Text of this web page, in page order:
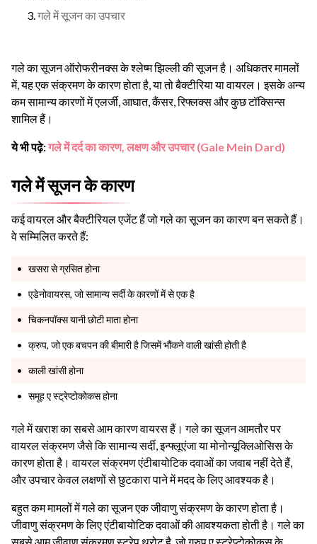
गले में सूजन का उपचार
गले का सूजन ऑरोफरीनक्स के श्लेष्म झिल्ली की सूजन है। अधिकतर मामलों
में, यह एक संक्रमण के कारण होता है, या तो बैक्टीरिया या वायरल। इसके अन्य
कम सामान्य कारणों में एलर्जी, आघात, कैंसर, रिफ्लक्स और कुछ टॉक्सिन्स
शामिल हैं।
ये भी पढ़े:गले में दर्द का कारण, लक्षण और उपचार (Gale Mein Dard)
गले में सूजन के कारण
कई वायरल और बैक्टीरियल एजेंट हैं जो गले का सूजन का कारण बन सकते हैं।
वे सम्मिलित करते हैं:
खसरा से ग्रसित होना
एडेनोवायरस, जो सामान्य सर्दी के कारणों में से एक है
चिकनपॉक्स यानी छोटी माता होना
क्रुप, जो एक बचपन की बीमारी है जिसमें भौंकने वाली खांसी होती है
काली खांसी होना
समूह ए स्ट्रेप्टोकोकस होना
गले में खराश का सबसे आम कारण वायरस हैं। गले का सूजन आमतौर पर
वायरल संक्रमण जैसे कि सामान्य सर्दी, इन्फ्लूएंजा या मोनोन्यूक्लिओसिस के
कारण होता है। वायरल संक्रमण एंटीबायोटिक दवाओं का जवाब नहीं देते हैं,
और उपचार केवल लक्षणों से छुटकारा पाने में मदद के लिए आवश्यक है।
बहुत कम मामलों में गले का सूजन एक जीवाणु संक्रमण के कारण होता है।
जीवाणु संक्रमण के लिए एंटीबायोटिक दवाओं की आवश्यकता होती है। गले का
सबसे आम जीवाणु संक्रमण स्ट्रेप थ्रोट है, जो ग्रुप ए स्ट्रेप्टोकोकस के